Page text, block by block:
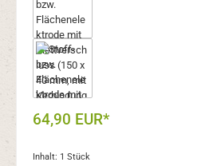
64,90 EUR*
Inhalt: 1 Stück